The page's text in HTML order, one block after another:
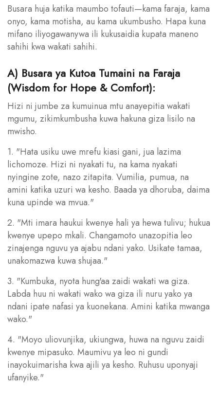
Busara huja katika maumbo tofauti—kama faraja, kama
onyo, kama motisha, au kama ukumbusho. Hapa kuna
mifano iliyogawanywa ili kukusaidia kupata maneno
sahihi kwa wakati sahihi.
A) Busara ya Kutoa Tumaini na Faraja
(Wisdom for Hope & Comfort):
Hizi ni jumbe za kumuinua mtu anayepitia wakati
mgumu, zikimkumbusha kuwa hakuna giza lisilo na
mwisho.
1. "Hata usiku uwe mrefu kiasi gani, jua lazima
lichomoze. Hizi ni nyakati tu, na kama nyakati
nyingine zote, nazo zitapita. Vumilia, pumua, na
amini katika uzuri wa kesho. Baada ya dhoruba, daima
kuna upinde wa mvua."
2. "Mti imara haukui kwenye hali ya hewa tulivu; hukua
kwenye upepo mkali. Changamoto unazopitia leo
zinajenga nguvu ya ajabu ndani yako. Usikate tamaa,
unakomazwa kuwa shujaa."
3. "Kumbuka, nyota hung'aa zaidi wakati wa giza.
Labda huu ni wakati wako wa giza ili nuru yako ya
ndani ipate nafasi ya kuonekana. Amini katika mwanga
wako."
4. "Moyo uliovunjika, ukiungwa, huwa na nguvu zaidi
kwenye mipasuko. Maumivu ya leo ni gundi
inayokuimarisha kwa ajili ya kesho. Ruhusu uponyaji
ufanyike."